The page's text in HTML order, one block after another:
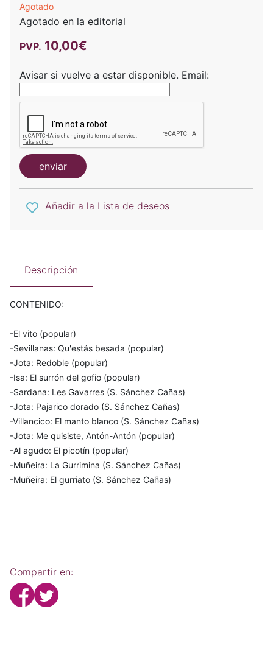
Agotado
Agotado en la editorial
PVP. 10,00€
Avisar si vuelve a estar disponible. Email:
enviar
Añadir a la Lista de deseos
Descripción
CONTENIDO:
-El vito (popular)
-Sevillanas: Qu'estás besada (popular)
-Jota: Redoble (popular)
-Isa: El surrón del gofio (popular)
-Sardana: Les Gavarres (S. Sánchez Cañas)
-Jota: Pajarico dorado (S. Sánchez Cañas)
-Villancico: El manto blanco (S. Sánchez Cañas)
-Jota: Me quisiste, Antón-Antón (popular)
-Al agudo: El picotín (popular)
-Muñeira: La Gurrimina (S. Sánchez Cañas)
-Muñeira: El gurriato (S. Sánchez Cañas)
Compartir en: